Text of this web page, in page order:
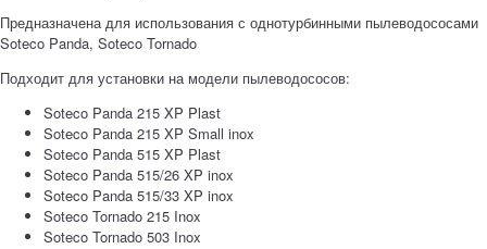
Предназначена для использования с однотурбинными пылеводососами
Soteco Panda, Soteco Tornado
Подходит для установки на модели пылеводососов:
Soteco Panda 215 XP Plast
Soteco Panda 215 XP Small inox
Soteco Panda 515 XP Plast
Soteco Panda 515/26 XP inox
Soteco Panda 515/33 XP inox
Soteco Tornado 215 Inox
Soteco Tornado 503 Inox